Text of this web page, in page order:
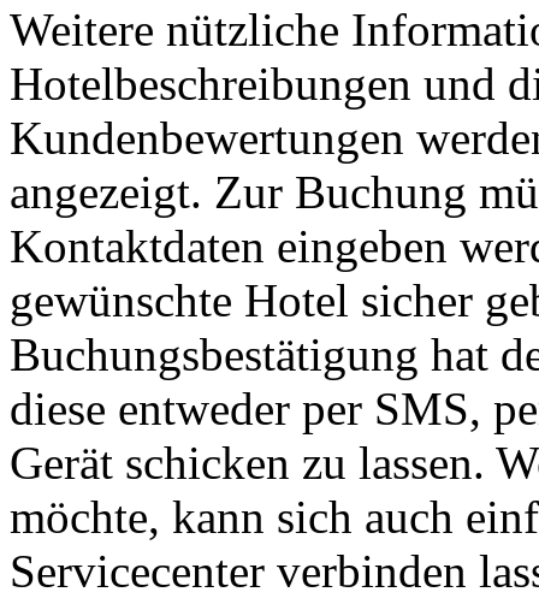
Weitere nützliche
Hotelbeschreibungen und
Kundenbewertungen
angezeigt. Zur Buchung
Kontaktdaten eingeben
gewünschte Hotel sicher
Buchungsbestätigung hat
diese entweder per SMS,
Gerät schicken zu lassen.
möchte, kann sich auch
Servicecenter verbinden